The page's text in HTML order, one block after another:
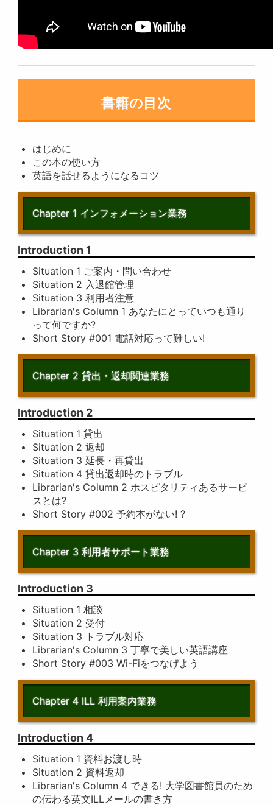
書籍の目次
はじめに
この本の使い方
英語を話せるようになるコツ
Chapter 1 インフォメーション業務
Introduction 1
Situation 1 ご案内・問い合わせ
Situation 2 入退館管理
Situation 3 利用者注意
Librarian's Column 1 あなたにとっていつも通り
って何ですか?
Short Story #001 電話対応って難しい!
Chapter 2 貸出・返却関連業務
Introduction 2
Situation 1 貸出
Situation 2 返却
Situation 3 延長・再貸出
Situation 4 貸出返却時のトラブル
Librarian's Column 2 ホスピタリティあるサービ
スとは?
Short Story #002 予約本がない! ?
Chapter 3 利用者サポート業務
Introduction 3
Situation 1 相談
Situation 2 受付
Situation 3 トラブル対応
Librarian's Column 3 丁寧で美しい英語講座
Short Story #003 Wi-Fiをつなげよう
Chapter 4 ILL 利用案内業務
Introduction 4
Situation 1 資料お渡し時
Situation 2 資料返却
Librarian's Column 4 できる! 大学図書館員のため
の伝わる英文ILLメールの書き方